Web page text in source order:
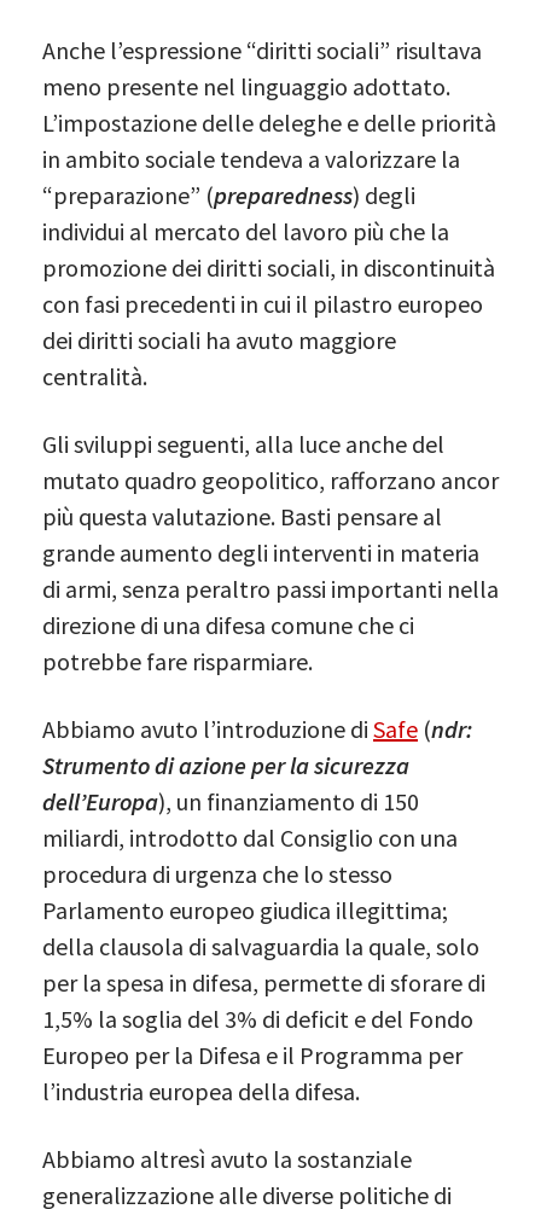
Anche l’espressione “diritti sociali” risultava
meno presente nel linguaggio adottato.
L’impostazione delle deleghe e delle priorità
in ambito sociale tendeva a valorizzare la
“preparazione” (preparedness) degli
individui al mercato del lavoro più che la
promozione dei diritti sociali, in discontinuità
con fasi precedenti in cui il pilastro europeo
dei diritti sociali ha avuto maggiore
centralità.
Gli sviluppi seguenti, alla luce anche del
mutato quadro geopolitico, rafforzano ancor
più questa valutazione. Basti pensare al
grande aumento degli interventi in materia
di armi, senza peraltro passi importanti nella
direzione di una difesa comune che ci
potrebbe fare risparmiare.
Abbiamo avuto l’introduzione di Safe (ndr:
Strumento di azione per la sicurezza
dell’Europa), un finanziamento di 150
miliardi, introdotto dal Consiglio con una
procedura di urgenza che lo stesso
Parlamento europeo giudica illegittima;
della clausola di salvaguardia la quale, solo
per la spesa in difesa, permette di sforare di
1,5% la soglia del 3% di deficit e del Fondo
Europeo per la Difesa e il Programma per
l’industria europea della difesa.
Abbiamo altresì avuto la sostanziale
generalizzazione alle diverse politiche di